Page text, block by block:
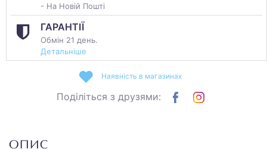
- На Новій Пошті
ГАРАНТІЇ
Обмін 21 день.
Детальніше
Наявність в магазинах
Поділіться з друзями:
ОПИС